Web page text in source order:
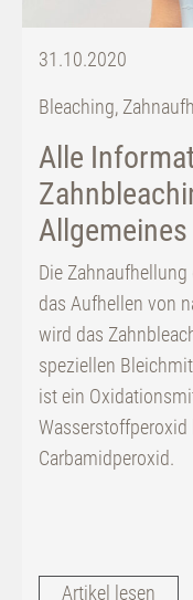
31.10.2020
Bleaching,
Alle
Allgemeines
Die Zahnaufhellung
das Aufhellen von
wird das
speziellen
ist ein
Carbamidperoxid.
Artikel lesen